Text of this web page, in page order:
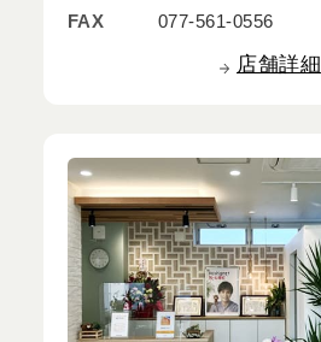
FAX
077-561-0556
店舗詳細